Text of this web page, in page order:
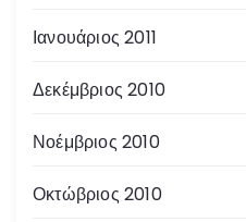
Ιανουάριος 2011
Δεκέμβριος 2010
Νοέμβριος 2010
Οκτώβριος 2010